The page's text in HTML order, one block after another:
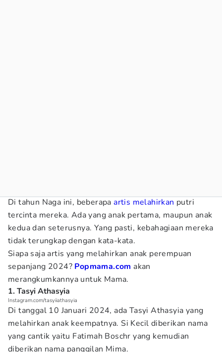
Di tahun Naga ini, beberapaartis melahirkan putri
tercinta mereka. Ada yang anak pertama, maupun anak
kedua dan seterusnya. Yang pasti, kebahagiaan mereka
tidak terungkap dengan kata-kata.
Siapa saja artis yang melahirkan anak perempuan
sepanjang 2024? Popmama.com akan
merangkumkannya untuk Mama.
1. Tasyi Athasyia
Instagram.com/tasyiiathasyia
Di tanggal 10 Januari 2024, ada Tasyi Athasyia yang
melahirkan anak keempatnya. Si Kecil diberikan nama
yang cantik yaitu Fatimah Boschr yang kemudian
diberikan nama panggilan Mima.